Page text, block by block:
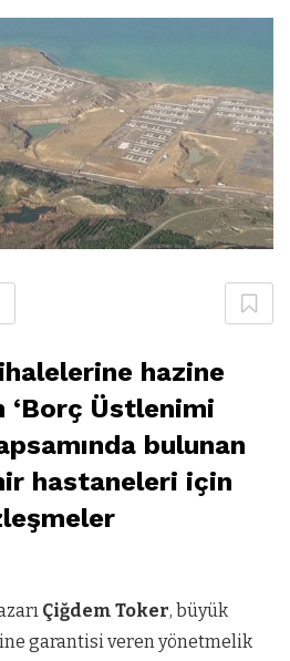
hazine
‘Borç Üstlenimi
bulunan
hastaneleri için
Çiğdem Toker, büyük
garantisi veren yönetmelik